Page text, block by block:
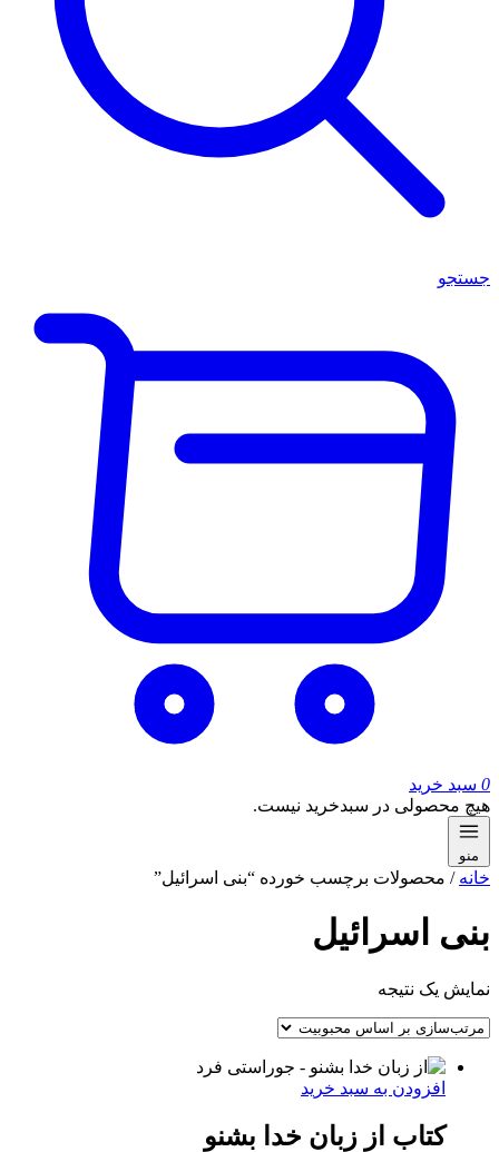
جستجو
0 سبد خرید
هیچ محصولی در سبدخرید نیست.
منو
خانه / محصولات برچسب خورده “بنی اسرائیل”
بنی اسرائیل
نمایش یک نتیجه
افزودن به سبد خرید
کتاب از زبان خدا بشنو